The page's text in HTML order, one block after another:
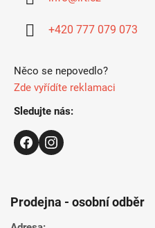
+420 777 079 073
Něco se nepovedlo?
Zde vyřídíte reklamaci
Sledujte nás:
Prodejna - osobní odběr